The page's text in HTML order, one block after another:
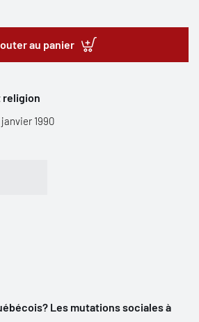
au panier
religion
1990
Les mutations sociales à